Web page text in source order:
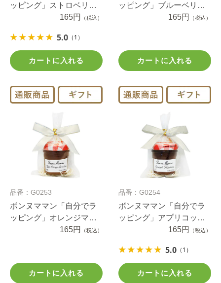
ッピング」ストロベリー
プチジャム（1セット）
165円 （税込）
5.0 （1）
カートに入れる
ッピング」ブルーベリー
プチジャム（1セット）
165円 （税込）
カートに入れる
品番：G0253
ボンヌママン「自分でラ
ッピング」オレンジマー
マレードプチジャム（1セ
165円 （税込）
カートに入れる
品番：G0254
ボンヌママン「自分でラ
ッピング」アプリコット
プチジャム（1セット）
165円 （税込）
5.0 （1）
カートに入れる